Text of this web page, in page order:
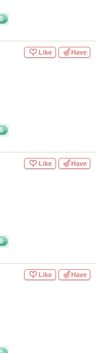
Like Have
Like Have
Like Have